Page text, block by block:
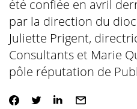
été confiée en avril
par la direction du
Juliette Prigent,
Consultants et Marie
pôle réputation de